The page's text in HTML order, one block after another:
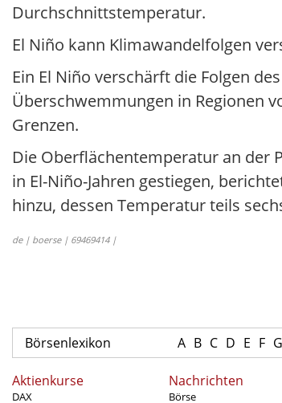
Durchschnittstemperatur.
El Niño kann Klimawandelfolgen
Ein El Niño verschärft die Folgen
Überschwemmungen in Regionen
Grenzen.
Die Oberflächentemperatur an der
in El-Niño-Jahren gestiegen,
hinzu, dessen Temperatur teils
de | boerse | 69469414 |
Börsenlexikon A B C D E F G
Aktienkurse
DAX
Nachrichten
Börse